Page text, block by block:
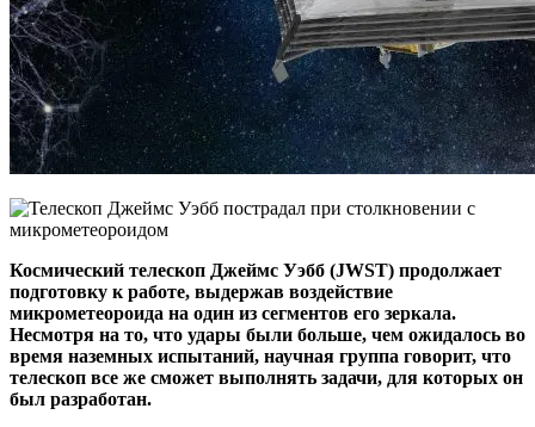
Космический телескоп Джеймс Уэбб (JWST) продолжает
подготовку к работе, выдержав воздействие
микрометеороида на один из сегментов его зеркала.
Несмотря на то, что удары были больше, чем ожидалось во
время наземных испытаний, научная группа говорит, что
телескоп все же сможет выполнять задачи, для которых он
был разработан.